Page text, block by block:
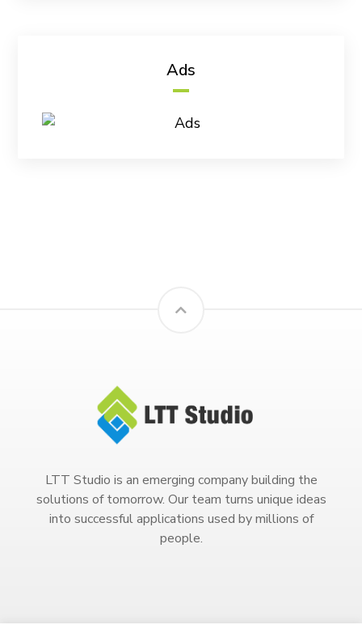
Ads
LTT Studio is an emerging company building the
solutions of tomorrow. Our team turns unique ideas
into successful applications used by millions of
people.